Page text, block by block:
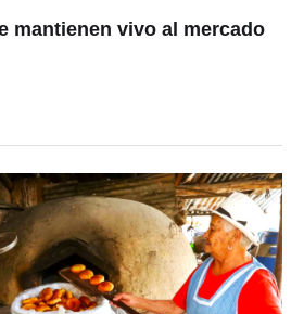
mantienen vivo al mercado